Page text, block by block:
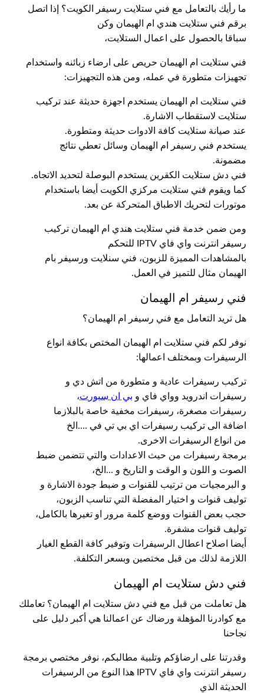
ما رأيك بالتعامل مع فني ستلايت رسيفر الكويت؟ إذا اتصل
برقم فني ستلايت هندي ام الهيمان وكن
سباقا بالحصول على اعمال الستلايت،
فني ستلايت ام الهيمان حريص على ارضاء زبائنه واستخدام
تجهيزات متطورة في عمله، ومن هذه التجهيزات:
فني ستلايت ام الهيمان يستخدم اجهزة حديثة عند تركيب
ستلايت لاستقطاب الاشارة.
عند صيانة ستلايت كافة الادوات حديثة ومتطورة.
يستخدم فني رسيفر ام الهيمان وسائل تعطي نتائج
مضمونة.
فني دش ستلايت الكقرين يستخدم البوصلة لتحديد الاتجاه.
كما ويقوم فني ستلايت مركزي الكويت أيضا باستخدام
موتورات لتحريك الاطباق المتحركة عن بعد.
ومن ضمن خدمة فني ستلايت هندي ام الهيمان تركيب
رسيفر انترنت واي فاي IPTV للتحكم
بالمشاهدات المميزة للزبون، فني سنلايت ورسيفر بام
الهيمان مثال للتميز في العمل.
فني رسيفر ام الهيمان
هل تريد التعامل مع فني رسيفر ام الهيمان؟
نوفر لكم فني ستلايت ام الهيمان المختص بكافة انواع
الرسيفرات وبمختلف اعمالها:
تركيب رسيفرات عادية و متطورة من اتش دي و
رسيفرات اندرويد وواي فاي و بي ان سبورت،
رسيفرات مصغرة، رسيفرات مخفية خاصة بالبلازما
اضافة الى تركيب رسيفرات اي بي تي في ….الخ
من انواع الرسيفرات الاخرى.
برمجة رسيفرات من حيث الاعدادات والتي تتضمن ضبط
الصوت و اللون و الوقت و التاريخ و …الخ،
و البرمجيات من ترتيب للقنوات و ضبط جودة الاشارة و
توليف قنوات و اختيار المفضلة التي تناسب الزبون،
حجب بعض القنوات ووضع كلمة مرور او تغيرها بالكامل،
توليف قنوات مشفرة.
أيضا اصلاح اعطال الرسيفرات وتوفير كافة القطع الغيار
اللازمة لذلك من قبل مختصين وبسعر التكلفة.
فني دش ستلايت ام الهيمان
هل تعاملت من قبل مع فني دش ستلايت ام الهيمان؟ تعاملك
مع كوادرنا المؤهلة ورضاك عن اعمالنا هي أكبر دليل على
نجاحنا
وقدرتنا على ارضاؤكم وتلبية مطالبكم، نوفر مختصي برمجة
رسيفر انترنت واي فاي IPTV هذا النوع من الرسيفرات
الحديثة الذي